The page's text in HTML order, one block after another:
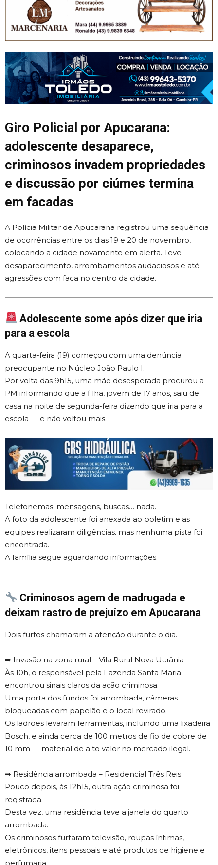
Giro Policial por Apucarana:
adolescente desaparece,
criminosos invadem propriedades
e discussão por ciúmes termina
em facadas
A Polícia Militar de Apucarana registrou uma sequência
de ocorrências entre os dias 19 e 20 de novembro,
colocando a cidade novamente em alerta. Teve
desaparecimento, arrombamentos audaciosos e até
agressões com faca no centro da cidade.
Adolescente some após dizer que iria
para a escola
A quarta-feira (19) começou com uma denúncia
preocupante no Núcleo João Paulo I.
Por volta das 9h15, uma mãe desesperada procurou a
PM informando que a filha, jovem de 17 anos, saiu de
casa na noite de segunda-feira dizendo que iria para a
escola — e não voltou mais.
Telefonemas, mensagens, buscas… nada.
A foto da adolescente foi anexada ao boletim e as
equipes realizaram diligências, mas nenhuma pista foi
encontrada.
A família segue aguardando informações.
Criminosos agem de madrugada e
deixam rastro de prejuízo em Apucarana
Dois furtos chamaram a atenção durante o dia.
➡ Invasão na zona rural – Vila Rural Nova Ucrânia
Às 10h, o responsável pela Fazenda Santa Maria
encontrou sinais claros da ação criminosa.
Uma porta dos fundos foi arrombada, câmeras
bloqueadas com papelão e o local revirado.
Os ladrões levaram ferramentas, incluindo uma lixadeira
Bosch, e ainda cerca de 100 metros de fio de cobre de
10 mm — material de alto valor no mercado ilegal.
➡ Residência arrombada – Residencial Três Reis
Pouco depois, às 12h15, outra ação criminosa foi
registrada.
Desta vez, uma residência teve a janela do quarto
arrombada.
Os criminosos furtaram televisão, roupas íntimas,
eletrônicos, itens pessoais e até produtos de higiene e
perfumaria.